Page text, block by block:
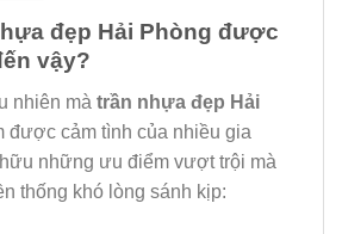
đẹp Hải Phòng được
vậy?
nhiên mà trần nhựa đẹp Hải
được cảm tình của nhiều gia
những ưu điểm vượt trội mà
thống khó lòng sánh kịp: